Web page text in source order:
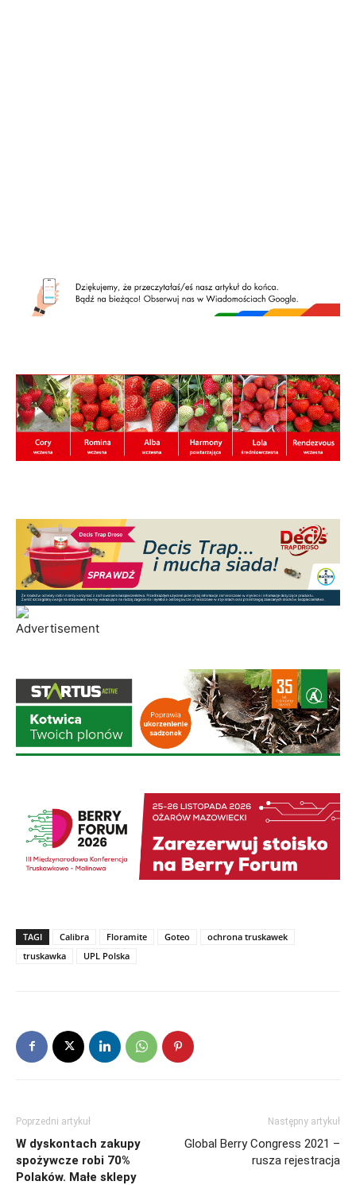
TAGI Calibra Floramite Goteo
ochrona truskawek
truskawka
UPL Polska
Poprzedni artykuł
W dyskontach zakupy
spożywcze robi 70%
Polaków. Małe sklepy
Następny artykuł
Global Berry Congress 2021 –
rusza rejestracja